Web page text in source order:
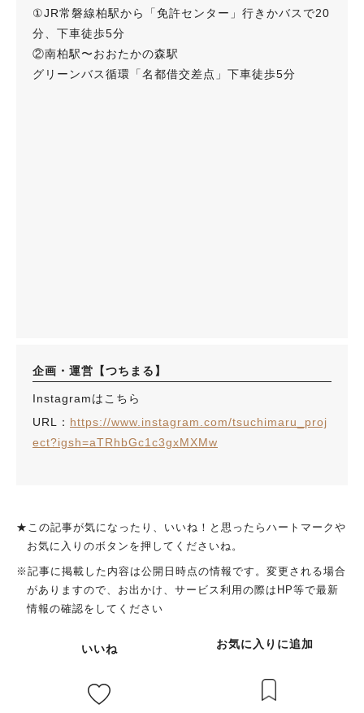
①JR常磐線柏駅から「免許センター」行きかバスで20
分、下車徒歩5分
②南柏駅〜おおたかの森駅
グリーンバス循環「名都借交差点」下車徒歩5分
企画・運営【つちまる】
Instagramはこちら
URL： https://www.instagram.com/tsuchimaru_proj
ect?igsh=aTRhbGc1c3gxMXMw
★この記事が気になったり、いいね！と思ったらハートマークや
お気に入りのボタンを押してくださいね。
※記事に掲載した内容は公開日時点の情報です。変更される場合
がありますので、お出かけ、サービス利用の際はHP等で最新
情報の確認をしてください
いいね お気に入りに追加